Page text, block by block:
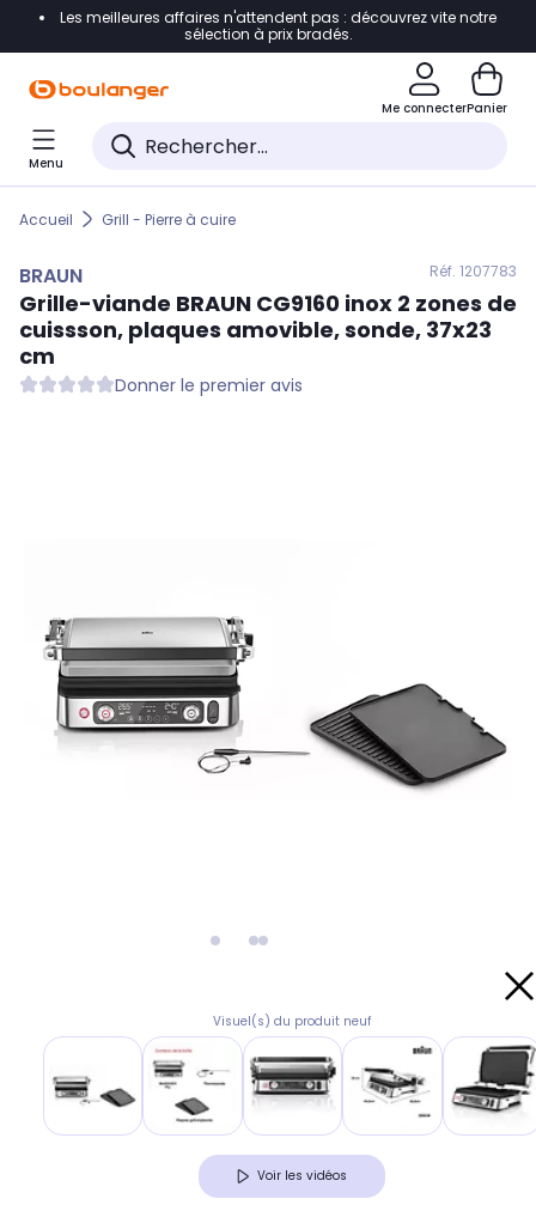
Accéder directement à la navigation
Accéder directement au pied de page
Accéder directement au chatbot
Les meilleures affaires n'attendent pas : découvrez vite notre
sélection à prix bradés.
Me connecterPanier
Menu
Accueil Grill - Pierre à cuire
BRAUN Réf. 1207783
Grille-viande BRAUN CG9160 inox 2 zones de
cuissson, plaques amovible, sonde, 37x23
cm
Donner le premier avis
Visuel(s) du produit neuf
Voir les vidéos